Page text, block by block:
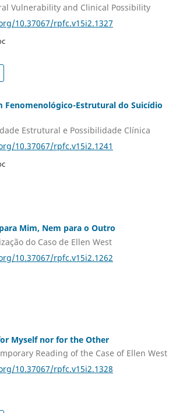
Vulnerability and Clinical Possibility
10.37067/rpfc.v15i2.1327
Fenomenológico-Estrutural do Suicídio
Estrutural e Possibilidade Clínica
10.37067/rpfc.v15i2.1241
Mim, Nem para o Outro
do Caso de Ellen West
10.37067/rpfc.v15i2.1262
Myself nor for the Other
Reading of the Case of Ellen West
10.37067/rpfc.v15i2.1328